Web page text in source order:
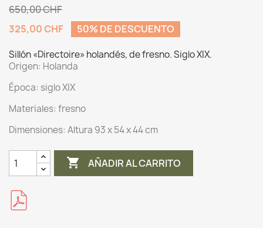
650,00 CHF
325,00 CHF
50% DE DESCUENTO
Sillón «Directoire» holandés, de fresno. Siglo XIX.
Origen: Holanda
Época: siglo XIX
Materiales: fresno
Dimensiones: Altura 93 x 54 x 44 cm
 AÑADIR AL CARRITO